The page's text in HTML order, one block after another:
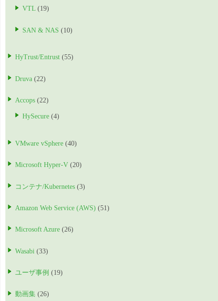
VTL (19)
SAN & NAS (10)
HyTrust/Entrust (55)
Druva (22)
Accops (22)
HySecure (4)
VMware vSphere (40)
Microsoft Hyper-V (20)
コンテナ/Kubernetes (3)
Amazon Web Service (AWS) (51)
Microsoft Azure (26)
Wasabi (33)
ユーザ事例 (19)
動画集 (26)